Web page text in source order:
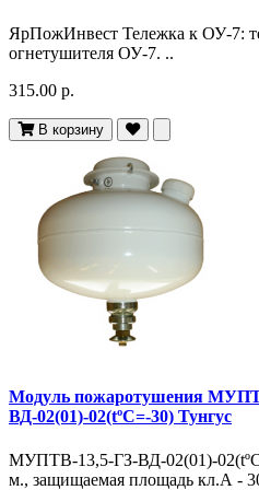
ЯрПожИнвест Тележка к ОУ-7:
огнетушителя ОУ-7. ..
315.00 р.
В корзину
Модуль пожаротушения
ВД-02(01)-02(tºC=-30) Тунгус
МУПТВ-13,5-ГЗ-ВД-02(01)-
м., защищаемая площадь кл.А -